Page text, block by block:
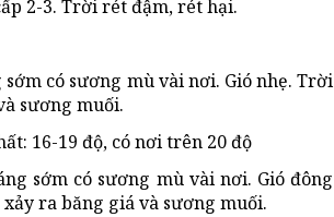
2-3. Trời rét đậm, rét hại.
có sương mù vài nơi. Gió nhẹ. Trời
sương muối.
16-19 độ, có nơi trên 20 độ
sớm có sương mù vài nơi. Gió đông
ra băng giá và sương muối.